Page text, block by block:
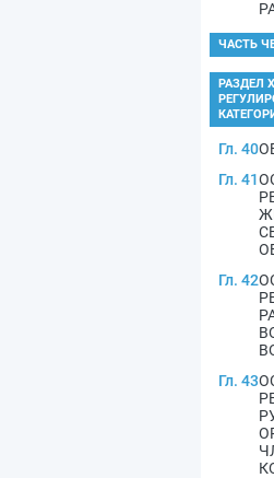
ЧАСТЬ
РАЗДЕЛ
Гл. 40
Гл. 41
Гл. 42
Гл. 43